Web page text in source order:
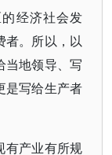
经济社会发
者。所以，以
当地领导、写
是写给生产者
有产业有所规